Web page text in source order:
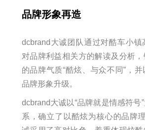
品牌形象再造
dcbrand大诚团队通过对酷车小镇
对品牌利益相关方的解读及分析
的品牌气质“酷炫、与众不同”，
品牌形象升级。
dcbrand大诚以“品牌就是情感符号
系，确立了以酷炫为核心的品牌